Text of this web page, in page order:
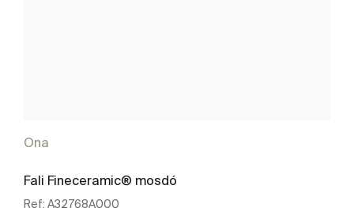
Ona
Fali Fineceramic® mosdó
Ref: A32768A000